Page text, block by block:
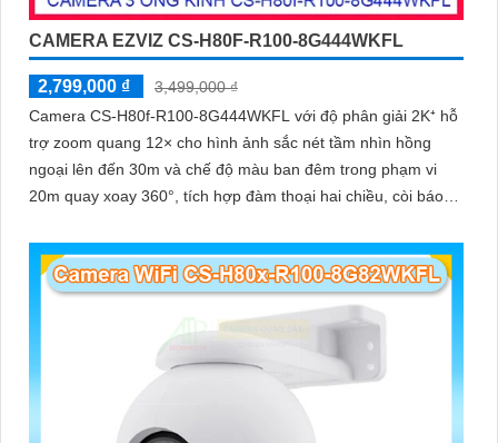
CAMERA EZVIZ CS-H80F-R100-8G444WKFL
2,799,000 ₫
3,499,000 ₫
Camera CS-H80f-R100-8G444WKFL với độ phân giải 2K⁺ hỗ
trợ zoom quang 12× cho hình ảnh sắc nét tầm nhìn hồng
ngoại lên đến 30m và chế độ màu ban đêm trong phạm vi
20m quay xoay 360°, tích hợp đàm thoại hai chiều, còi báo
động ổn định trong mọi điều kiện thời tiết